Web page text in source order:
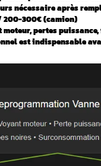
du
: 150-200€
: